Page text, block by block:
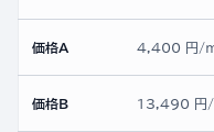
価格A 4,400 円/
価格B 13,490 円/